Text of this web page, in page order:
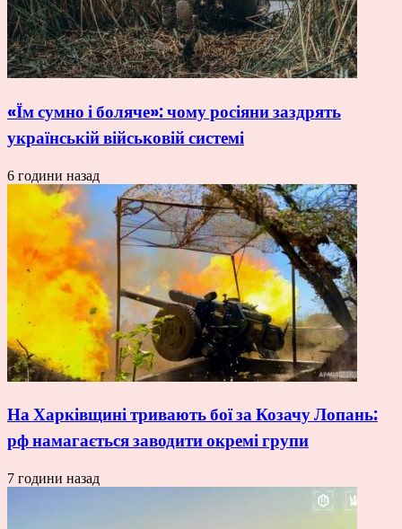
«Їм сумно і боляче»: чому росіяни заздрять
українській військовій системі
6 години назад
На Харківщині тривають бої за Козачу Лопань:
рф намагається заводити окремі групи
7 години назад